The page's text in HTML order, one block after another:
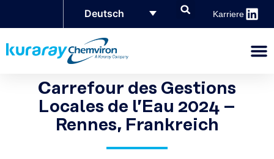
Karriere
Deutsch
Carrefour des Gestions
Locales de l’Eau 2024 –
Rennes, Frankreich